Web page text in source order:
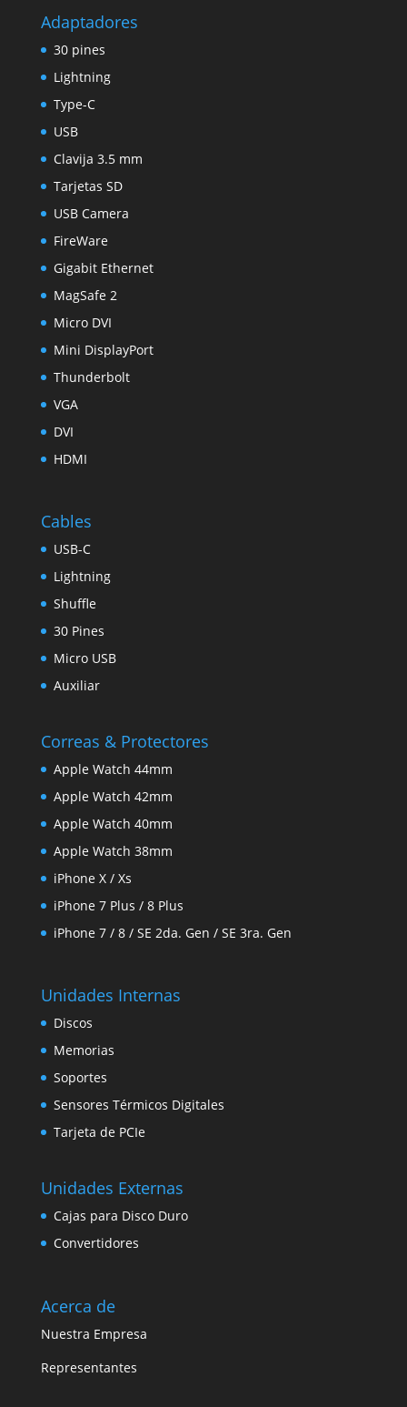
Adaptadores
30 pines
Lightning
Type-C
USB
Clavija 3.5 mm
Tarjetas SD
USB Camera
FireWare
Gigabit Ethernet
MagSafe 2
Micro DVI
Mini DisplayPort
Thunderbolt
VGA
DVI
HDMI
Cables
USB-C
Lightning
Shuffle
30 Pines
Micro USB
Auxiliar
Correas & Protectores
Apple Watch 44mm
Apple Watch 42mm
Apple Watch 40mm
Apple Watch 38mm
iPhone X / Xs
iPhone 7 Plus / 8 Plus
iPhone 7 / 8 / SE 2da. Gen / SE 3ra. Gen
Unidades Internas
Discos
Memorias
Soportes
Sensores Térmicos Digitales
Tarjeta de PCIe
Unidades Externas
Cajas para Disco Duro
Convertidores
Acerca de
Nuestra Empresa
Representantes